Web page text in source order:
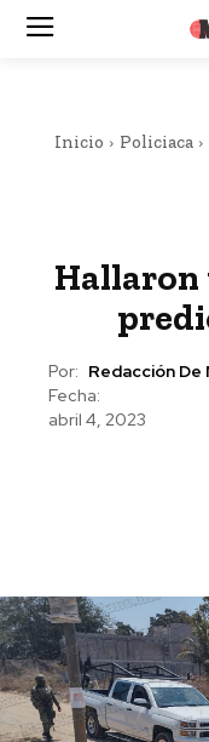
Inicio Policiaca
Hallaron
Por: Redacción De
Fecha:
abril 4, 2023